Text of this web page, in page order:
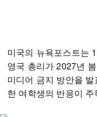
미국의 뉴욕포스트는
영국 총리가 2027년
미디어 금지 방안을
한 여학생의 반응이